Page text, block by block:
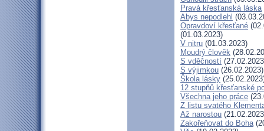
Pravá křesťanská láska
Abys nepodlehl
Opravdoví křesťané
(01.03.2023)
V nitru (01.03.2023)
Moudrý člověk
S vděčností
S výjimkou (26.02.2023)
Škola lásky
12 stupňů křesťanské
Všechna jeho práce
Z listu svatého
Až narostou
Zakořeňovat do Boha